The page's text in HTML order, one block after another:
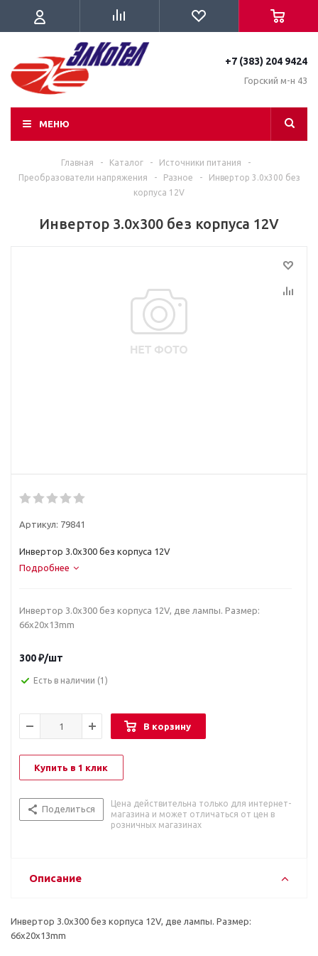
+7 (383) 204 9424
Горский м-н 43
МЕНЮ
Главная - Каталог - Источники питания
-
Преобразователи напряжения
- Разное -
Инвертор 3.0x300 без
корпуса 12V
Инвертор 3.0x300 без корпуса 12V
Артикул: 79841
Инвертор 3.0x300 без корпуса 12V
Подробнее
Инвертор 3.0x300 без корпуса 12V, две лампы. Размер:
66x20x13mm
300₽/шт
Есть в наличии (1)
В корзину
Купить в 1 клик
Поделиться
Цена действительна только для интернет-
магазина и может отличаться от цен в
розничных магазинах
Описание
Инвертор 3.0x300 без корпуса 12V, две лампы. Размер:
66x20x13mm